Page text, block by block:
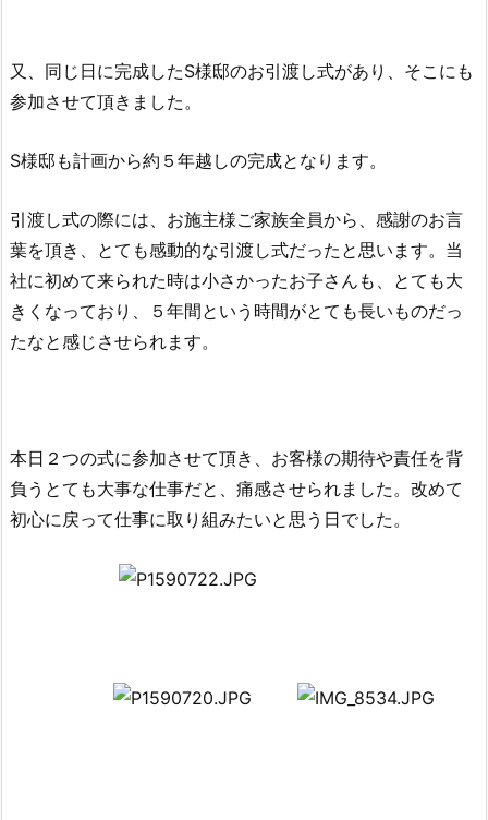
又、同じ日に完成したS様邸のお引渡し式があり、そこにも
参加させて頂きました。
S様邸も計画から約５年越しの完成となります。
引渡し式の際には、お施主様ご家族全員から、感謝のお言
葉を頂き、とても感動的な引渡し式だったと思います。当
社に初めて来られた時は小さかったお子さんも、とても大
きくなっており、５年間という時間がとても長いものだっ
たなと感じさせられます。
本日２つの式に参加させて頂き、お客様の期待や責任を背
負うとても大事な仕事だと、痛感させられました。改めて
初心に戻って仕事に取り組みたいと思う日でした。